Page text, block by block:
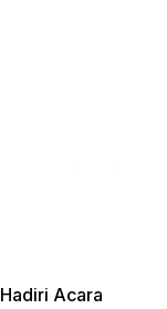
Acara